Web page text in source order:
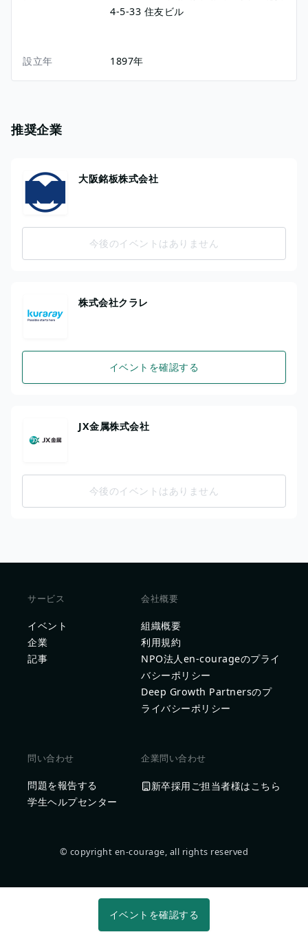
4-5-33 住友ビル
設立年 1897年
推奨企業
大阪銘板株式会社
今後のイベントはありません
株式会社クラレ
イベントを確認する
JX金属株式会社
今後のイベントはありません
サービス
イベント
企業
記事
会社概要
組織概要
利用規約
NPO法人en-courageのプライ
バシーポリシー
Deep Growth Partnersのプ
ライバシーポリシー
問い合わせ
問題を報告する
学生ヘルプセンター
企業問い合わせ
新卒採用ご担当者様はこちら
© copyright en-courage, all rights reserved
イベントを確認する